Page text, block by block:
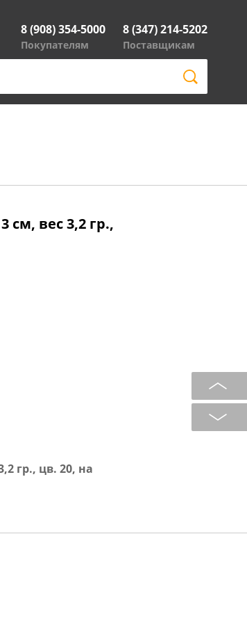
8 (908) 354-5000
Покупателям
8 (347) 214-5202
Поставщикам
см, вес 3,2 гр.,
гр., цв. 20, на